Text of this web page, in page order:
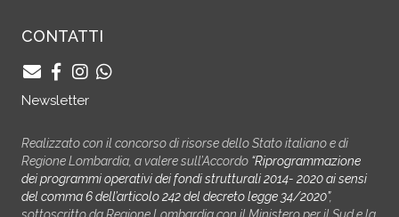
CONTATTI
Newsletter
Realizzato con il concorso di risorse dello Stato italiano e di
Regione Lombardia, a valere sull’Accordo “Riprogrammazione
dei programmi operativi dei fondi strutturali 2014- 2020 ai sensi
del comma 6 dell’articolo 242 del decreto legge 34/2020”,
sottoscritto da Regione Lombardia con il Ministero per il Sud e la